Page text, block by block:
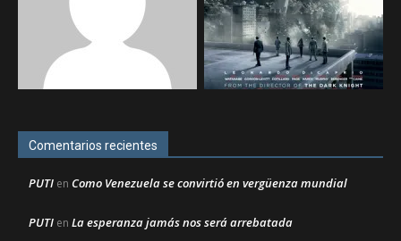
Comentarios recientes
PUTI en Como Venezuela se convirtió en vergüenza mundial
PUTI en La esperanza jamás nos será arrebatada